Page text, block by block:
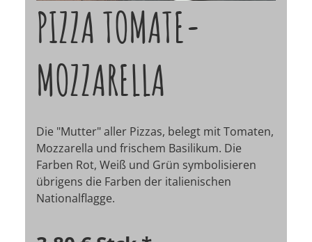
PIZZA TOMATE-
MOZZARELLA
Die "Mutter" aller Pizzas, belegt mit Tomaten,
Mozzarella und frischem Basilikum. Die
Farben Rot, Weiß und Grün symbolisieren
übrigens die Farben der italienischen
Nationalflagge.